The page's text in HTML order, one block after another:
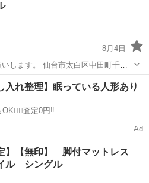
8月4日
します。 仙台市太白区中田町千刈
不要
ベッド
入れ整理】眠っている人形あり
査定0円‼️
Ad
】【無印】 脚付マットレス
ル シングル